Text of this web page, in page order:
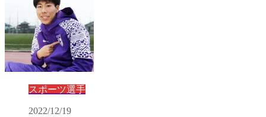
スポーツ選手
2022/12/19